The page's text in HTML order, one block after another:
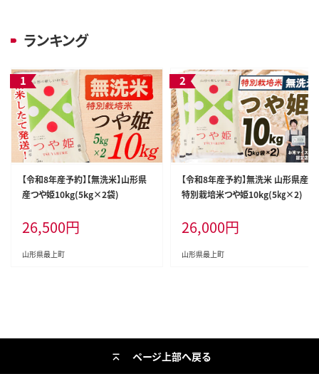
ランキング
【令和8年産予約】【無洗米】山形県
産つや姫10kg(5kg×2袋)
26,500円
山形県最上町
【令和8年産予約】無洗米 山形県産
特別栽培米つや姫10kg(5㎏×2)
26,000円
山形県最上町
ページ上部へ戻る